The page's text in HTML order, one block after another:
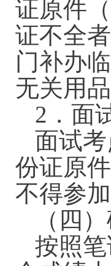
证原件
证不全
门补办
无关用品
2．面
面试
份证原
不得参
（四
按照